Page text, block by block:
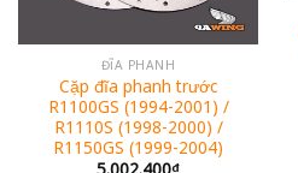
ĐĨA PHANH
Cặp đĩa phanh trước
R1100GS (1994-2001) /
R1110S (1998-2000) /
R1150GS (1999-2004)